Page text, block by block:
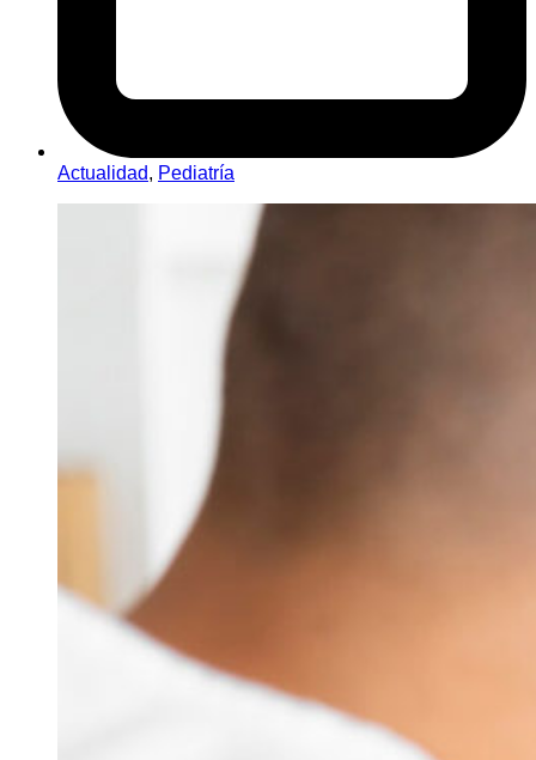
Actualidad, Pediatría